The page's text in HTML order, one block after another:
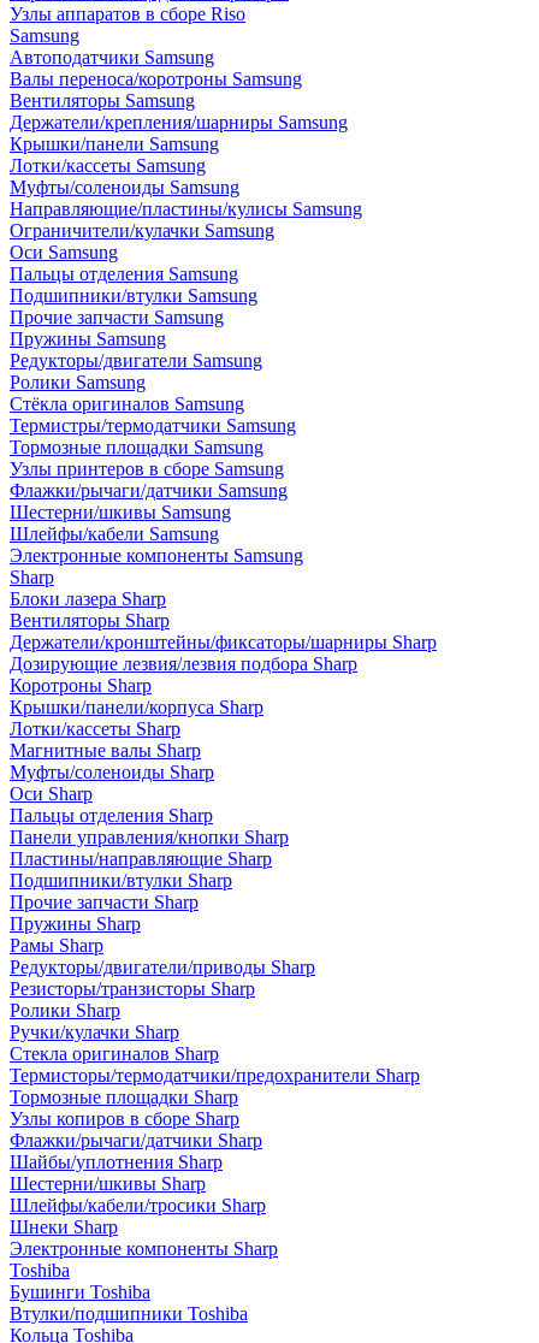
Узлы аппаратов в сборе Riso
Samsung
Автоподатчики Samsung
Валы переноса/коротроны Samsung
Вентиляторы Samsung
Держатели/крепления/шарниры Samsung
Крышки/панели Samsung
Лотки/кассеты Samsung
Муфты/соленоиды Samsung
Направляющие/пластины/кулисы Samsung
Ограничители/кулачки Samsung
Оси Samsung
Пальцы отделения Samsung
Подшипники/втулки Samsung
Прочие запчасти Samsung
Пружины Samsung
Редукторы/двигатели Samsung
Ролики Samsung
Стёкла оригиналов Samsung
Термистры/термодатчики Samsung
Тормозные площадки Samsung
Узлы принтеров в сборе Samsung
Флажки/рычаги/датчики Samsung
Шестерни/шкивы Samsung
Шлейфы/кабели Samsung
Электронные компоненты Samsung
Sharp
Блоки лазера Sharp
Вентиляторы Sharp
Держатели/кронштейны/фиксаторы/шарниры Sharp
Дозирующие лезвия/лезвия подбора Sharp
Коротроны Sharp
Крышки/панели/корпуса Sharp
Лотки/кассеты Sharp
Магнитные валы Sharp
Муфты/соленоиды Sharp
Оси Sharp
Пальцы отделения Sharp
Панели управления/кнопки Sharp
Пластины/направляющие Sharp
Подшипники/втулки Sharp
Прочие запчасти Sharp
Пружины Sharp
Рамы Sharp
Редукторы/двигатели/приводы Sharp
Резисторы/транзисторы Sharp
Ролики Sharp
Ручки/кулачки Sharp
Стекла оригиналов Sharp
Термисторы/термодатчики/предохранители Sharp
Тормозные площадки Sharp
Узлы копиров в сборе Sharp
Флажки/рычаги/датчики Sharp
Шайбы/уплотнения Sharp
Шестерни/шкивы Sharp
Шлейфы/кабели/тросики Sharp
Шнеки Sharp
Электронные компоненты Sharp
Toshiba
Бушинги Toshiba
Втулки/подшипники Toshiba
Кольца Toshiba